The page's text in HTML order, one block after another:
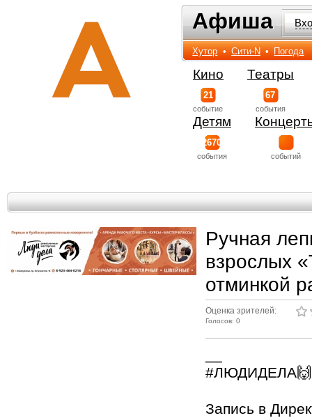
Афиша
Афиша
Хутор • Сити-N • Погода
Кино
21
событиe
Театры
67
события
Детям
2670
события событий
Ручная
взрослых
отминкой
Оценка зрителей:
Голосов: 0
Запись в